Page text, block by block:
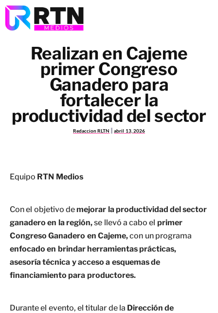
Realizan en Cajeme
primer Congreso
Ganadero para
fortalecer la
productividad del sector
Redaccion RLTN abril 13, 2026
Equipo RTN Medios
Con el objetivo demejorar la productividad del sector
ganadero en la región,se llevó a cabo el primer
Congreso Ganadero en Cajeme,con un programa
enfocado en brindar herramientas prácticas,
asesoría técnica y acceso a esquemas de
financiamiento para productores.
Durante el evento, el titular de la Dirección de